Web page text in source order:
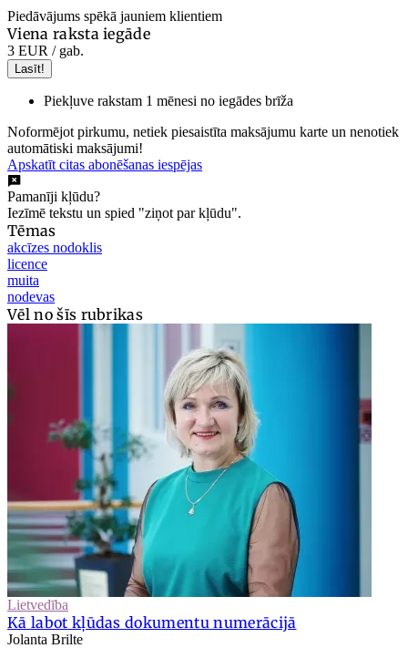
Piedāvājums spēkā jauniem klientiem
Viena raksta iegāde
3 EUR / gab.
Lasīt!
Piekļuve rakstam 1 mēnesi no iegādes brīža
Noformējot pirkumu, netiek piesaistīta maksājumu karte un nenotiek
automātiski maksājumi!
Apskatīt citas abonēšanas iespējas
Pamanīji kļūdu?
Iezīmē tekstu un spied "ziņot par kļūdu".
Tēmas
akcīzes nodoklis
licence
muita
nodevas
Vēl no šīs rubrikas
Lietvedība
Kā labot kļūdas dokumentu numerācijā
Jolanta Brilte